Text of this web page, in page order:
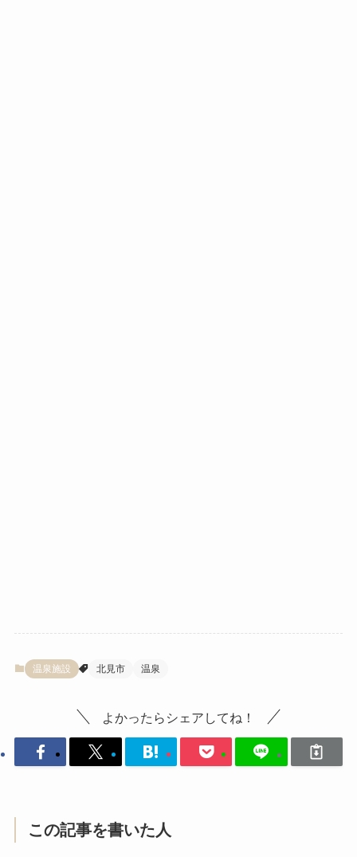
温泉施設 北見市 温泉
よかったらシェアしてね！
この記事を書いた人